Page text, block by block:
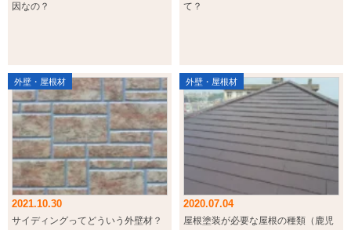
因なの？
て？
外壁・屋根材
2021.10.30
サイディングってどういう外壁材？
外壁・屋根材
2020.07.04
屋根塗装が必要な屋根の種類（鹿児